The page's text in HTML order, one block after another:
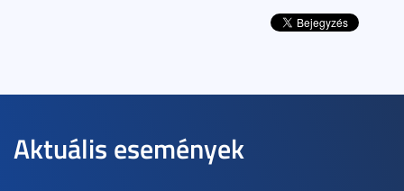
Aktuális események